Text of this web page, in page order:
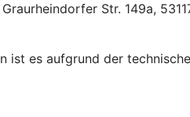
Str. 149a,
es aufgrund der